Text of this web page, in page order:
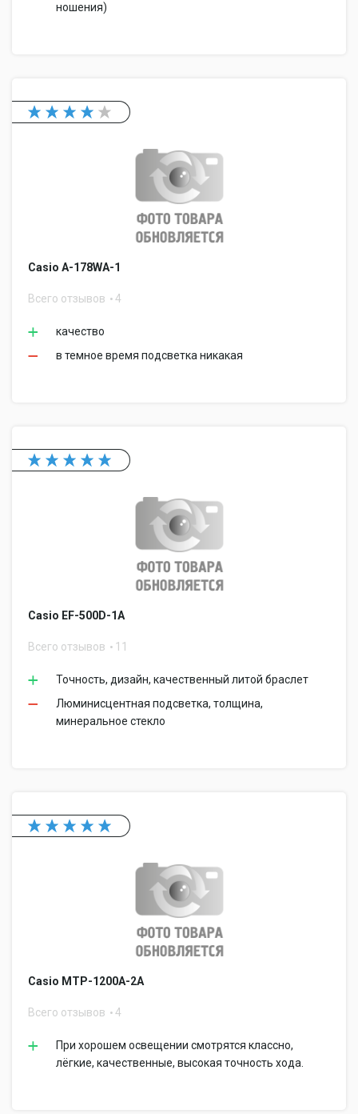
ношения)
Casio A-178WA-1
Всего отзывов 4
качество
в темное время подсветка никакая
Casio EF-500D-1A
Всего отзывов 11
Точность, дизайн, качественный литой браслет
Люминисцентная подсветка, толщина,
минеральное стекло
Casio MTP-1200A-2A
Всего отзывов 4
При хорошем освещении смотрятся классно,
лёгкие, качественные, высокая точность хода.